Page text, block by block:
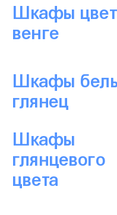
Шкафы
венге
Шкафы
глянец
Шкафы
глянцевого
цвета